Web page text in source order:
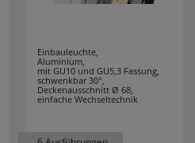
Einbauleuchte,
Aluminium,
mit GU10 und GU5,3 Fassung,
schwenkbar 30°,
Deckenausschnitt Ø 68,
einfache Wechseltechnik